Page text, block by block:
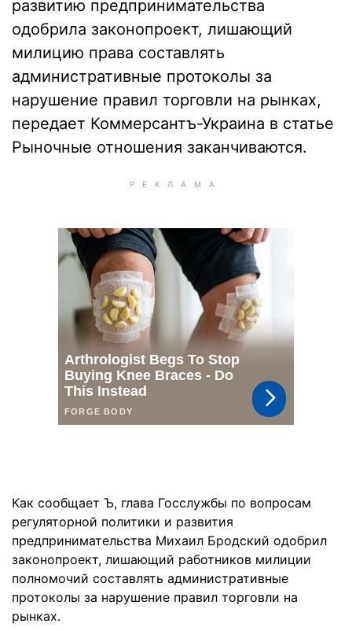
развитию предпринимательства
одобрила законопроект, лишающий
милицию права составлять
административные протоколы за
нарушение правил торговли на рынках,
передает Коммерсантъ-Украина в статье
Рыночные отношения заканчиваются.
Как сообщает Ъ, глава Госслужбы по вопросам
регуляторной политики и развития
предпринимательства Михаил Бродский одобрил
законопроект, лишающий работников милиции
полномочий составлять административные
протоколы за нарушение правил торговли на
рынках.